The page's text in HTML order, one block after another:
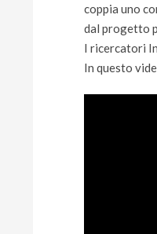
coppia uno
dal progetto
I ricercatori
In questo